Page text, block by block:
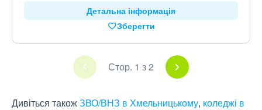
Детальна інформація
Зберегти
Стор. 1 з 2
Дивіться такожЗВО/ВНЗ в Хмельницькому, коледжі в